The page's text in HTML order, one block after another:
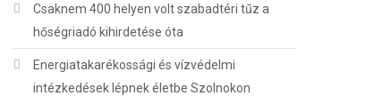
Csaknem 400 helyen volt szabadtéri tűz a
hőségriadó kihirdetése óta
Energiatakarékossági és vízvédelmi
intézkedések lépnek életbe Szolnokon